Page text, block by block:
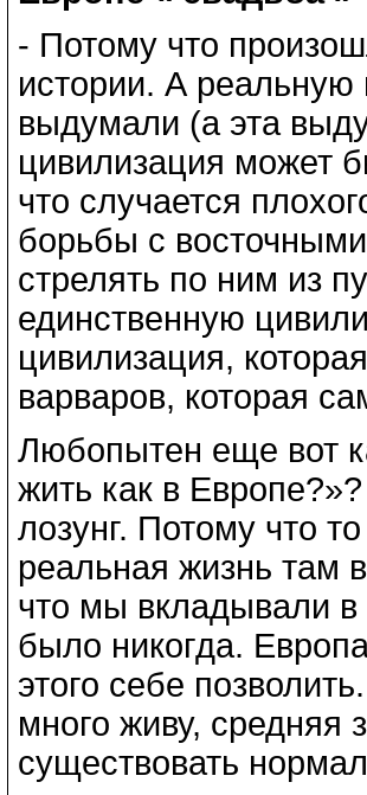
- Потому что
истории. А реальную
выдумали (а эта
цивилизация может
что случается
борьбы с
стрелять по ним из
единственную
цивилизация,
варваров, которая
Любопытен еще вот
жить как в
лозунг. Потому что
реальная жизнь там
что мы вкладывали
было никогда.
этого себе
много живу, средняя
существовать